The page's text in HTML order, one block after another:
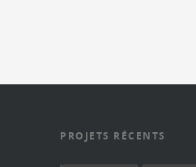
PROJETS RÉCENTS